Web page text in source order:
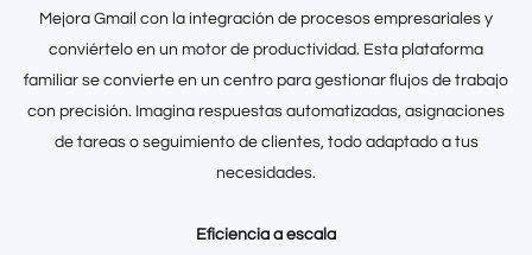
Mejora Gmail con la integración de procesos empresariales y
conviértelo en un motor de productividad. Esta plataforma
familiar se convierte en un centro para gestionar flujos de trabajo
con precisión. Imagina respuestas automatizadas, asignaciones
de tareas o seguimiento de clientes, todo adaptado a tus
necesidades.
Eficiencia a escala